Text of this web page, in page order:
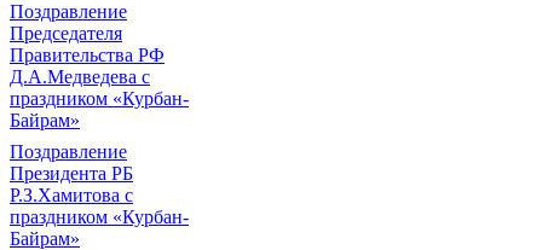
Поздравление
Председателя
Правительства РФ
Д.А.Медведева с
праздником «Курбан-
Байрам»
Поздравление
Президента РБ
Р.З.Хамитова с
праздником «Курбан-
Байрам»